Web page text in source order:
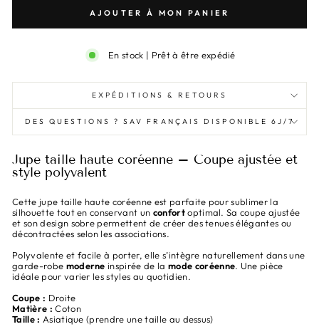
AJOUTER À MON PANIER
En stock | Prêt à être expédié
EXPÉDITIONS & RETOURS
DES QUESTIONS ? SAV FRANÇAIS DISPONIBLE 6J/7
Jupe taille haute coréenne – Coupe ajustée et
style polyvalent
Cette jupe taille haute coréenne est parfaite pour sublimer la
silhouette tout en conservant un confortoptimal. Sa coupe ajustée
et son design sobre permettent de créer des tenues élégantes ou
décontractées selon les associations.
Polyvalente et facile à porter, elle s’intègre naturellement dans une
garde-robe moderne inspirée de la mode coréenne. Une pièce
idéale pour varier les styles au quotidien.
Coupe : Droite
Matière : Coton
Taille : Asiatique (prendre une taille au dessus)